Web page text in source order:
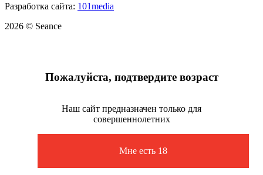
Разработка сайта: 101media
2026 © Seance
Пожалуйста, подтвердите возраст
Наш сайт предназначен только для
совершеннолетних
Мне есть 18